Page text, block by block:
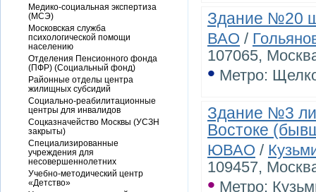
Здание №20
ВАО /
107065,
• Метро:
Здание №3
Востоке
ЮВАО /
109457,
• Метро:
Медико-социальная экспертиза
(МСЭ)
Московская служба
психологической помощи
населению
Отделения Пенсионного фонда
(ПФР) (Социальный фонд)
Районные отделы центра
жилищных субсидий
Социально-реабилитационные
центры для инвалидов
Соцказначейство Москвы (УСЗН
закрыты)
Специализированные
учреждения для
несовершеннолетних
Учебно-методический центр
«Детство»